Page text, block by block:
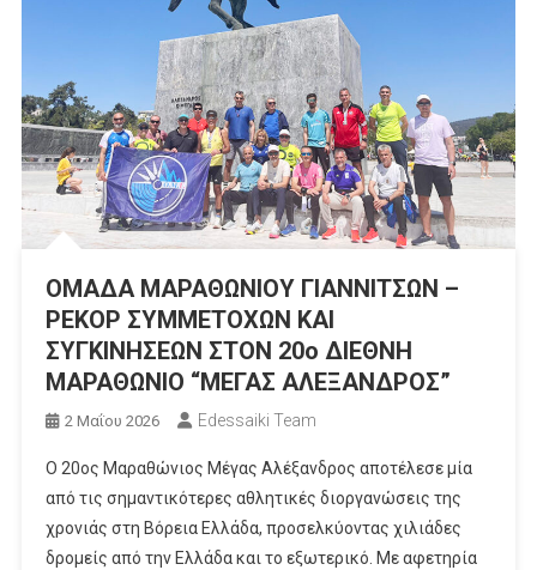
ΟΜΑΔΑ ΜΑΡΑΘΩΝΙΟΥ ΓΙΑΝΝΙΤΣΩΝ –
ΡΕΚΟΡ ΣΥΜΜΕΤΟΧΩΝ ΚΑΙ
ΣΥΓΚΙΝΗΣΕΩΝ ΣΤΟΝ 20ο ΔΙΕΘΝΗ
ΜΑΡΑΘΩΝΙΟ “ΜΕΓΑΣ ΑΛΕΞΑΝΔΡΟΣ”
2 Μαΐου 2026 Edessaiki Team
Ο 20ος Μαραθώνιος Μέγας Αλέξανδρος αποτέλεσε μία
από τις σημαντικότερες αθλητικές διοργανώσεις της
χρονιάς στη Βόρεια Ελλάδα, προσελκύοντας χιλιάδες
δρομείς από την Ελλάδα και το εξωτερικό. Με αφετηρία